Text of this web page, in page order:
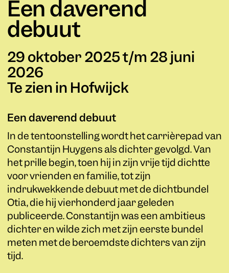
Een daverend
debuut
29 oktober 2025 t/m 28 juni
2026
Te zien in Hofwijck
Een daverend debuut
In de tentoonstelling wordt het carrièrepad van
Constantijn Huygens als dichter gevolgd. Van
het prille begin, toen hij in zijn vrije tijd dichtte
voor vrienden en familie, tot zijn
indrukwekkende debuut met de dichtbundel
Otia, die hij vierhonderd jaar geleden
publiceerde. Constantijn was een ambitieus
dichter en wilde zich met zijn eerste bundel
meten met de beroemdste dichters van zijn
tijd.